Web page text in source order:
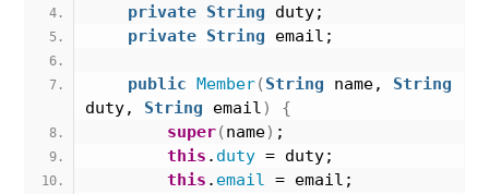
private String duty;
private String email;
public Member(String name, String
duty, String email)
{
super(name) ;
this . duty = duty;
this . email = email;